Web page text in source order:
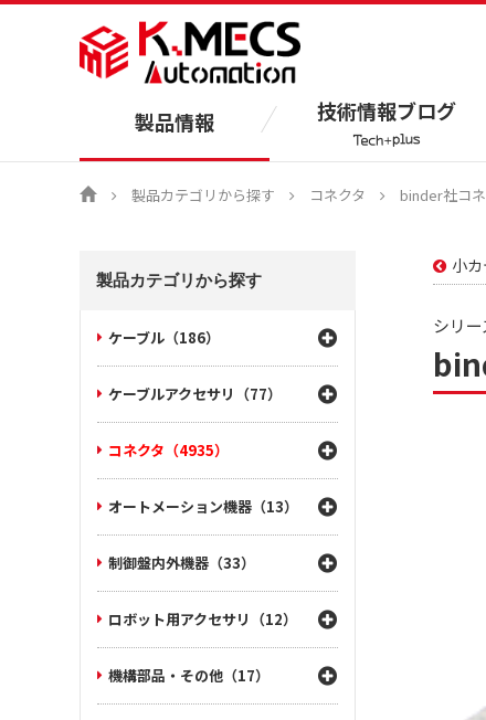
製品情報 技術情報ブログ
製品カテゴリから探す コネクタ binder社コ
小
シリ
製品カテゴリから探す
ケーブル（186）
ケーブルアクセサリ（77）
コネクタ（4935）
オートメーション機器（13）
制御盤内外機器（33）
ロボット用アクセサリ（12）
機構部品・その他（17）